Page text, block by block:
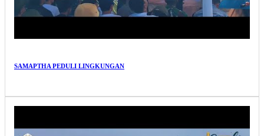
SAMAPTHA PEDULI LINGKUNGAN